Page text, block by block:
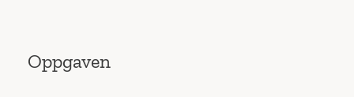
Oppgaven